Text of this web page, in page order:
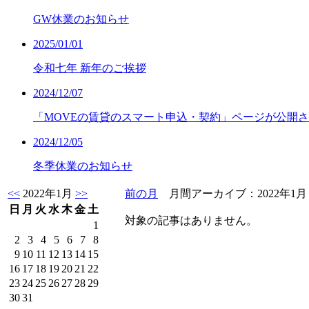
GW休業のお知らせ
2025/01/01
令和七年 新年のご挨拶
2024/12/07
「MOVEの賃貸のスマート申込・契約」ページが公開さ
2024/12/05
冬季休業のお知らせ
<< 2022年1月 >>
日 月 火 水木金土
1
2
3 4 5 6 7
8
9 10 11 12 13 14 15
16 17 18 192021 22
23242526272829
3031
前の月 月間アーカイブ：2022年1
対象の記事はありません。